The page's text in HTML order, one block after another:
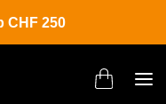
CHF 250